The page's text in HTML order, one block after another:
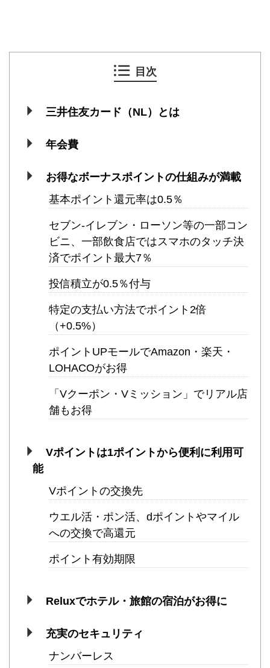
目次
三井住友カード（NL）とは
年会費
お得なボーナスポイントの仕組みが満載
基本ポイント還元率は0.5％
セブン-イレブン・ローソン等の一部コン
ビニ、一部飲食店ではスマホのタッチ決
済でポイント最大7％
投信積立が0.5％付与
特定の支払い方法でポイント2倍
（+0.5%）
ポイントUPモールでAmazon・楽天・
LOHACOがお得
「Vクーポン・Vミッション」でリアル店
舗もお得
Vポイントは1ポイントから便利に利用可
能
Vポイントの交換先
ウエル活・ポン活、dポイントやマイル
への交換で高還元
ポイント有効期限
Reluxでホテル・旅館の宿泊がお得に
充実のセキュリティ
ナンバーレス